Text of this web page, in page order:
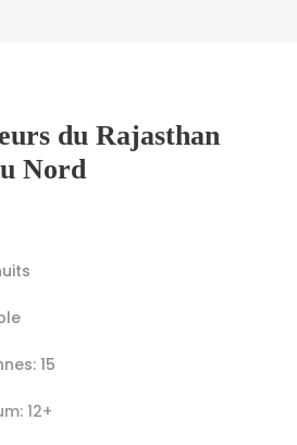
du Rajasthan
Nord
15
12+